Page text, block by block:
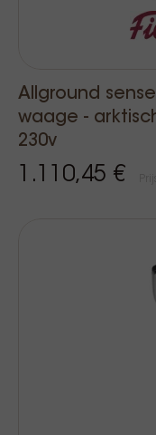
Allground
waage -
230v
1.110,45 €